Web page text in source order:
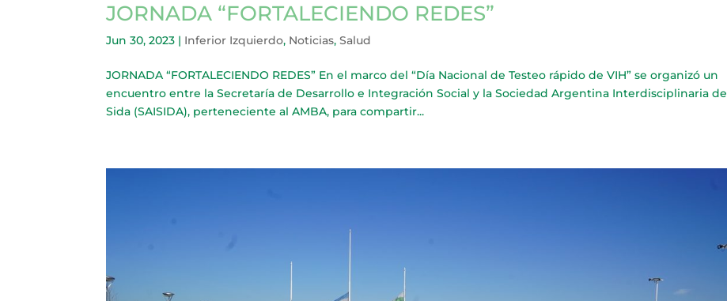
JORNADA “FORTALECIENDO REDES”
Jun 30, 2023 | Inferior Izquierdo, Noticias,Salud
JORNADA “FORTALECIENDO REDES” En el marco del “Día Nacional de Testeo rápido de VIH” se organizó un
encuentro entre la Secretaría de Desarrollo e Integración Social y la Sociedad Argentina Interdisciplinaria de
Sida (SAISIDA), perteneciente al AMBA, para compartir...